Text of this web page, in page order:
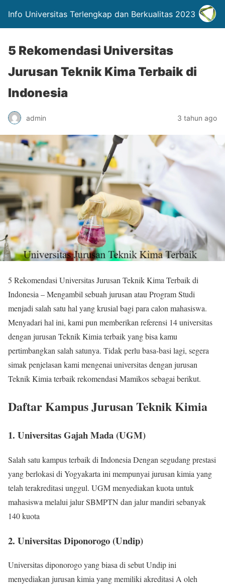
Info Universitas Terlengkap dan Berkualitas 2023
5 Rekomendasi Universitas
Jurusan Teknik Kima Terbaik di
Indonesia
admin 3 tahun ago
5 Rekomendasi Universitas Jurusan Teknik Kima Terbaik di
Indonesia – Mengambil sebuah jurusan atau Program Studi
menjadi salah satu hal yang krusial bagi para calon mahasiswa.
Menyadari hal ini, kami pun memberikan referensi 14 universitas
dengan jurusan Teknik Kimia terbaik yang bisa kamu
pertimbangkan salah satunya. Tidak perlu basa-basi lagi, segera
simak penjelasan kami mengenai universitas dengan jurusan
Teknik Kimia terbaik rekomendasi Mamikos sebagai berikut.
Daftar Kampus Jurusan Teknik Kimia
1. Universitas Gajah Mada (UGM)
Salah satu kampus terbaik di Indonesia Dengan segudang prestasi
yang berlokasi di Yogyakarta ini mempunyai jurusan kimia yang
telah terakreditasi unggul. UGM menyediakan kuota untuk
mahasiswa melalui jalur SBMPTN dan jalur mandiri sebanyak
140 kuota
2. Universitas Diponorogo (Undip)
Universitas diponorogo yang biasa di sebut Undip ini
menyediakan jurusan kimia yang memiliki akreditasi A oleh